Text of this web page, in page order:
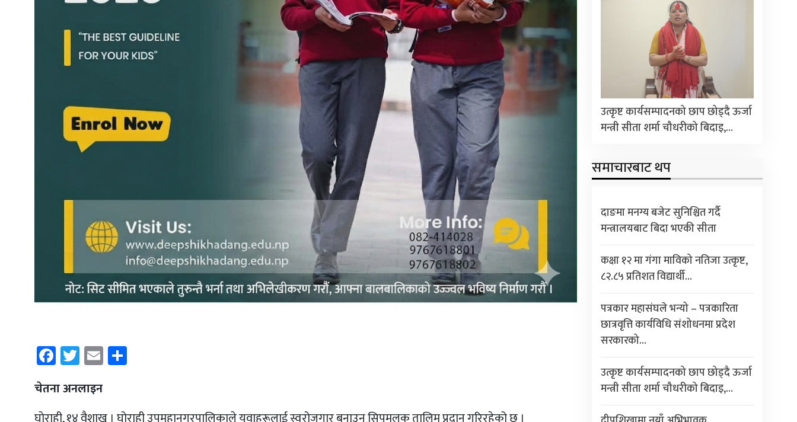
Facebook
Twitter
Email
चेतना अनलाइन
उत्कृष्ट कार्यसम्पादनको छाप छोड्दै ऊर्जा
मन्त्री सीता शर्मा चौधरीको बिदाइ,…
समाचारबाट थप
दाङमा मनग्य बजेट सुनिश्चित गर्दै
मन्त्रालयबाट बिदा भएकी सीता
कक्षा १२ मा गंगा माविको नतिजा उत्कृष्ट,
८२.८५ प्रतिशत विद्यार्थी…
पत्रकार महासंघले भन्यो – पत्रकारिता
छात्रवृत्ति कार्यविधि संशोधनमा प्रदेश
सरकारको…
उत्कृष्ट कार्यसम्पादनको छाप छोड्दै ऊर्जा
मन्त्री सीता शर्मा चौधरीको बिदाइ,…